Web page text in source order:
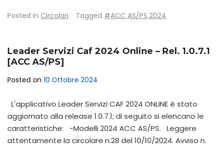
Posted in Circolari Tagged #ACC AS/PS 2024
Leader Servizi Caf 2024 Online – Rel. 1.0.7.1
[ACC AS/PS]
Posted on 10 Ottobre 2024
L'applicativo Leader Servizi CAF 2024 ONLINE è stato
aggiornato alla release 1.0.7.1; di seguito si elencano le
caratteristiche: -Modelli 2024 ACC AS/PS. Leggere
attentamente la circolare n.28 del 10/10/2024. Avviso n.